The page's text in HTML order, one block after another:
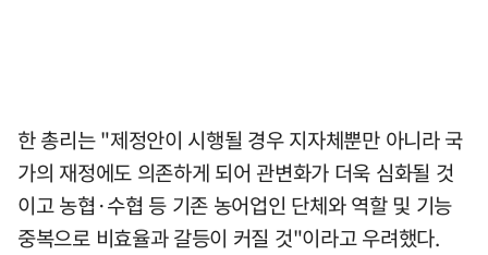
한 총리는 "제정안이 시행될 경우 지자체뿐만 아니라 국
가의 재정에도 의존하게 되어 관변화가 더욱 심화될 것
이고 농협·수협 등 기존 농어업인 단체와 역할 및 기능
중복으로 비효율과 갈등이 커질 것"이라고 우려했다.